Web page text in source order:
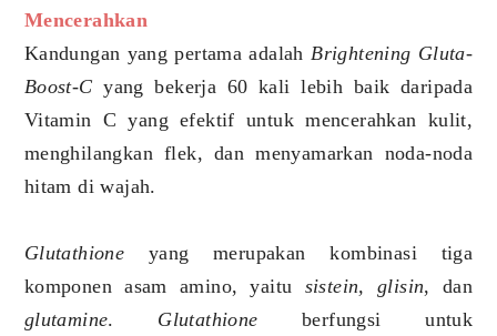
Mencerahkan
Kandungan yang pertama adalahBrightening Gluta-
Boost-C yang bekerja 60 kali lebih baik daripada
Vitamin C yang efektif untuk mencerahkan kulit,
menghilangkan flek, dan menyamarkan noda-noda
hitam di wajah.
Glutathione yang merupakan kombinasi tiga
komponen asam amino, yaitu sistein, glisin, dan
glutamine. Glutathione berfungsi untuk